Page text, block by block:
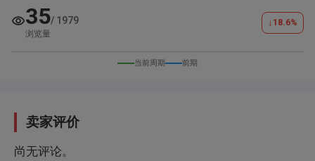
35/ 1979
浏览量
↓ 18.6%
当前周期 前期
卖家评价
尚无评论。